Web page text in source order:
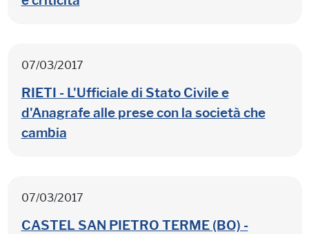
07/03/2017
RIETI - L'Ufficiale di Stato Civile e
d'Anagrafe alle prese con la società che
cambia
07/03/2017
CASTEL SAN PIETRO TERME (BO) -